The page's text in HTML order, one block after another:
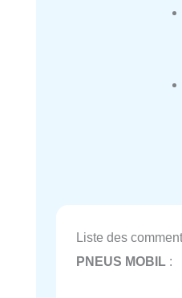
Liste des
PNEUS MOBIL :